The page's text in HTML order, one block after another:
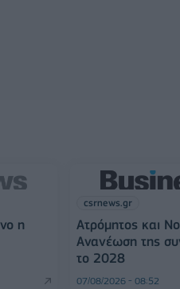
η
csrnews.gr
Ατρόμητος και
Ανανέωση της
το 2028
07/08/2026 - 08:52